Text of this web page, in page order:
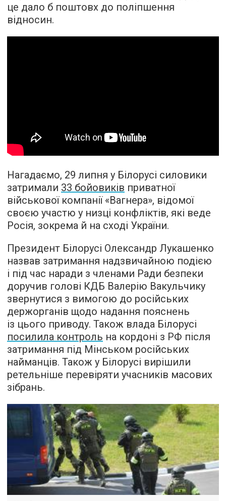
це дало б поштовх до поліпшення
відносин.
Нагадаємо, 29 липня у Білорусі силовики
затримали 33 бойовиків приватної
військової компанії «Вагнера», відомої
своєю участю у низці конфліктів, які веде
Росія, зокрема й на сході України.
Президент Білорусі Олександр Лукашенко
назвав затримання надзвичайною подією
і під час наради з членами Ради безпеки
доручив голові КДБ Валерію Вакульчику
звернутися з вимогою до російських
держорганів щодо надання пояснень
із цього приводу. Також влада Білорусі
посилила контроль на кордоні з РФ після
затримання під Мінськом російських
найманців. Також у Білорусі вирішили
ретельніше перевіряти учасників масових
зібрань.